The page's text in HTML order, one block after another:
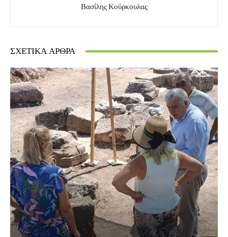
Βασίλης Κούρκουλας
ΣΧΕΤΙΚΆ ΆΡΘΡΑ